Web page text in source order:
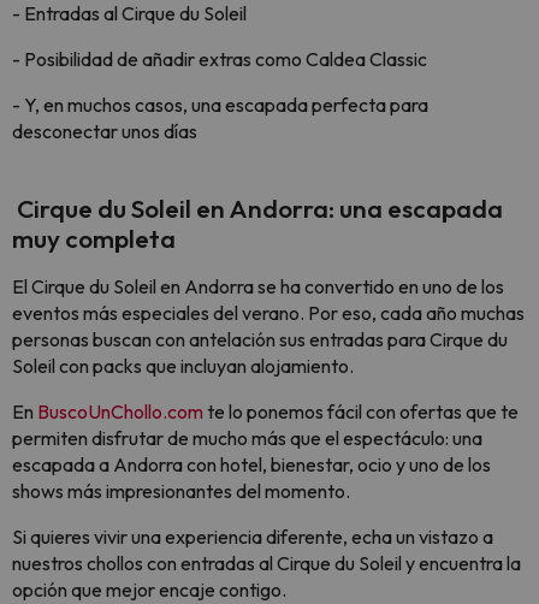
- Entradas al Cirque du Soleil
- Posibilidad de añadir extras como Caldea Classic
- Y, en muchos casos, una escapada perfecta para
desconectar unos días
Cirque du Soleil en Andorra: una escapada
muy completa
El Cirque du Soleil en Andorra se ha convertido en uno de los
eventos más especiales del verano. Por eso, cada año muchas
personas buscan con antelación sus entradas para Cirque du
Soleil con packs que incluyan alojamiento.
En BuscoUnChollo.com te lo ponemos fácil con ofertas que te
permiten disfrutar de mucho más que el espectáculo: una
escapada a Andorra con hotel, bienestar, ocio y uno de los
shows más impresionantes del momento.
Si quieres vivir una experiencia diferente, echa un vistazo a
nuestros chollos con entradas al Cirque du Soleil y encuentra la
opción que mejor encaje contigo.